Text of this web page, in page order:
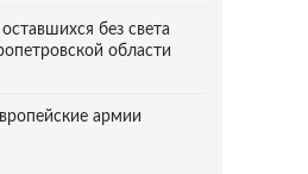
без света
области
армии